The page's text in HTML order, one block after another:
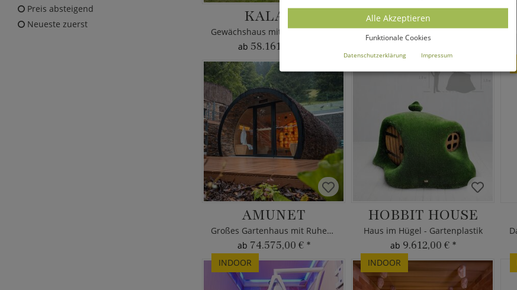
KALAOA
Gewächshaus mit Isolierglasseiten
ab 58.161,00 €
TARIA
Große Premium Heimsauna
AMUNET
Großes Gartenhaus mit Ruheraum
ab 74.575,00 € *
HOBBIT HOUSE
Haus im Hügel - Gartenplastik
ab 9.612,00 € *
INDOOR INDOOR
Preis absteigend
Neueste zuerst
Alle Akzeptieren
Funktionale Cookies
Datenschutzerklärung Impressum